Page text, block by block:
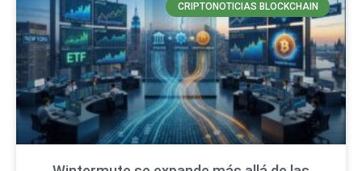
CRIPTONOTICIAS BLOCKCHAIN